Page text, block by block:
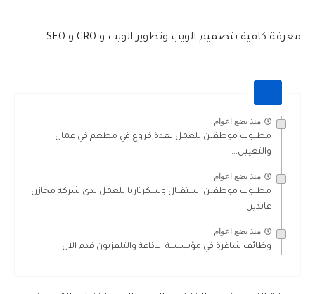
معرفة كافية بتصميم الويب وتطوير الويب و CRO و SEO
منذ بضع اعوام
مطلوب موظفين للعمل بعدة فروع في مطعم في عمان
والتعيين...
منذ بضع اعوام
مطلوب موظفين استقبال وسكرتاريا للعمل لدى شركه مخازن
عابدين
منذ بضع اعوام
وظائف شاغرة في مؤسسة الاذاعة والتلفزيون قدم الان